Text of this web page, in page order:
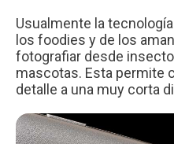
Usualmente la
los foodies y de los
fotografiar desde
mascotas. Esta permite
detalle a una muy corta